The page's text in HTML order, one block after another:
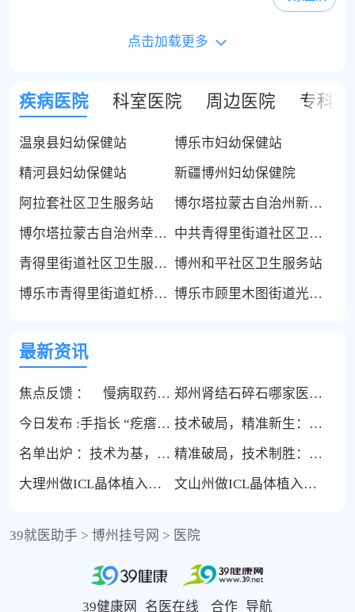
点击加载更多
疾病医院 科室医院 周边医院 专科
温泉县妇幼保健站
博乐市妇幼保健站
精河县妇幼保健站
新疆博州妇幼保健院
阿拉套社区卫生服务站
博尔塔拉蒙古自治州新华社区卫生服务站
博尔塔拉蒙古自治州幸福社区卫生服务站
中共青得里街道社区卫生服务中心支部委员会
青得里街道社区卫生服务中心 博州和平社区卫生服务站
博乐市青得里街道虹桥卫生服务站
博乐市顾里木图街道光博苑社区卫生服务站社区门诊
最新资讯
焦点反馈 ： 慢病取药不用月月跑医院：哈尔滨博恩医院线上续方配送，居家就能完成慢病管理!
郑州肾结石碎石哪家医院好?郑州博医院结石费用?
今日发布 :手指长 “疙瘩” 变形别全当退变：哈尔滨博恩医院精准鉴别类风关与骨关节炎
技术破局，精准新生：哈尔滨博恩医院以“微创+智能”模式重塑痛风风湿治疗新范式
名单出炉 ：技术为基，服务为翼：解码哈尔滨博恩医院痛风风湿诊疗的“全维康复”模式
精准破局，技术制胜：哈尔滨博恩医院以“精准医疗+人文关怀”开启痛风风湿康复新纪元
大理州做ICL晶体植入哪家医院医生比较好？
文山州做ICL晶体植入哪家医院医生比较好？
39就医助手 > 博州挂号网 > 医院
39健康网 名医在线 合作 导航